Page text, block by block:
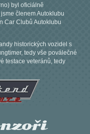
byl oficiálně
členem Autoklubu
Car Clubů Autoklubu
historických vozidel s
tedy vše poválečné
testace veteránů, tedy